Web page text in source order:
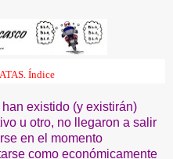
Índice
existido (y existirán)
u otro, no llegaron a salir
en el momento
como económicamente